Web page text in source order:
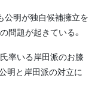
公明が独自候補擁立を
問題が起きている。
率いる岸田派のお膝
明と岸田派の対立に